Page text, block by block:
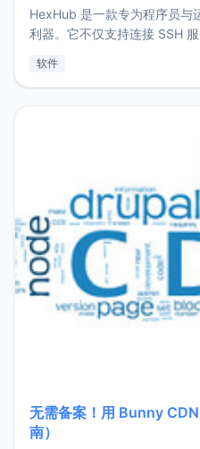
HexHub 是一款专为程序员与
利器。它不仅支持连接 SSH
件间频繁切换，仅凭 HexHub
软件
无需备案！用 Bunny
南）